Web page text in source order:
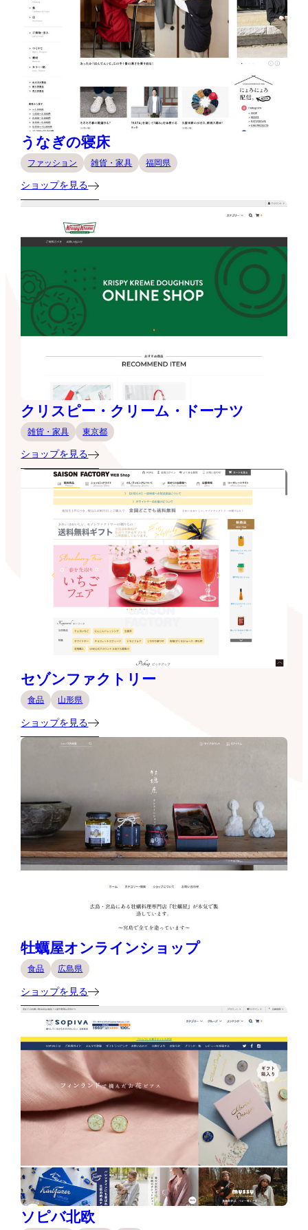
うなぎの寝床
ファッション 雑貨・家具 福岡県
ショップを見る
クリスピー・クリーム・ドーナツ
雑貨・家具 東京都
ショップを見る
セゾンファクトリー
食品 山形県
ショップを見る
牡蠣屋オンラインショップ
食品 広島県
ショップを見る
ソピバ北欧